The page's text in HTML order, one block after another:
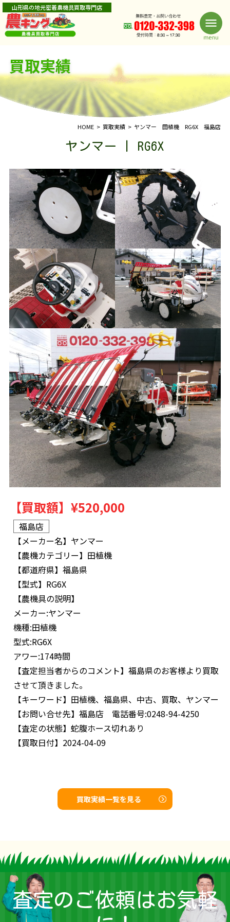
山形県の地元密着農機具買取専門店
買取実績
HOME 買取実績 ヤンマー 田植機 RG6X 福島店
ヤンマー | RG6X
【買取額】 ¥520,000
福島店
【メーカー名】 ヤンマー
【農機カテゴリー】 田植機
【都道府県】 福島県
【型式】 RG6X
【農機具の説明】
メーカー:ヤンマー
機種:田植機
型式:RG6X
アワー:174時間
【査定担当者からのコメント】 福島県のお客様より買取
させて頂きました。
【キーワード】 田植機、福島県、中古、買取、ヤンマー
【お問い合せ先】 福島店 電話番号:0248-94-4250
【査定の状態】 蛇腹ホース切れあり
【買取日付】 2024-04-09
買取実績一覧を見る
査定のご依頼はお気軽